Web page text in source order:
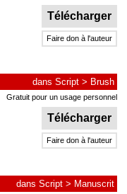
Télécharger
Faire don à l'auteur
dans Script > Brush
Gratuit pour un usage personnel
Télécharger
Faire don à l'auteur
dans Script > Manuscrit